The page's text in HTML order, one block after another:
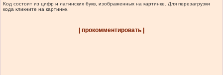
Код состоит из цифр и латинских букв, изображенных на картинке. Для перезагрузки
кода кликните на картинке.
| прокомментировать |